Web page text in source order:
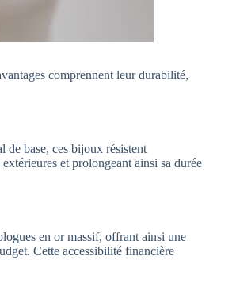
comprennent leur durabilité,
de base, ces bijoux résistent
et prolongeant ainsi sa durée
en or massif, offrant ainsi une
Cette accessibilité financière